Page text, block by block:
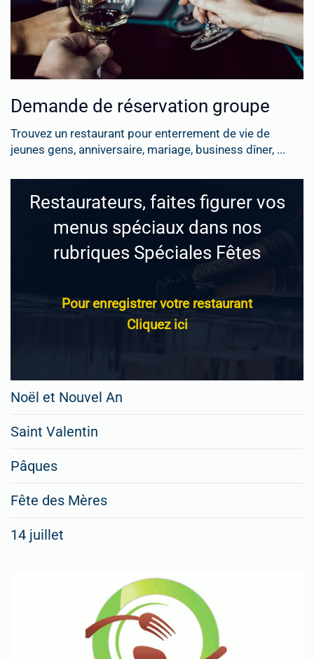
Demande de réservation groupe
Trouvez un restaurant pour enterrement de vie de
jeunes gens, anniversaire, mariage, business dîner, ...
Restaurateurs, faites figurer vos
menus spéciaux dans nos
rubriques Spéciales Fêtes
Pour enregistrer votre restaurant
Cliquez ici
Noël et Nouvel An
Saint Valentin
Pâques
Fête des Mères
14 juillet